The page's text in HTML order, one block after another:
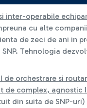
inter-operabile
cu alte
de zeci de ani in
SNP. Tehnologia
de orchestrare si
de complex, agnostic
din suita de SNP-